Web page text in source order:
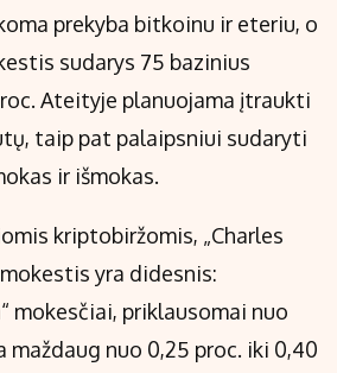
prekyba bitkoinu ir eteriu, o
sudarys 75 bazinius
Ateityje planuojama įtraukti
taip pat palaipsniui sudaryti
ir išmokas.
kriptobiržomis, „Charles
yra didesnis:
mokesčiai, priklausomai nuo
maždaug nuo 0,25 proc. iki 0,40